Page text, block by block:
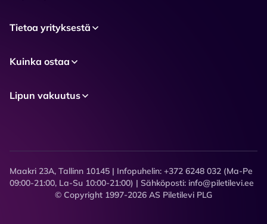
Tietoa yrityksestä
Kuinka ostaa
Lipun vakuutus
Maakri 23A, Tallinn 10145 | Infopuhelin: +372 6248 032 (Ma-Pe
09:00-21:00, La-Su 10:00-21:00) | Sähköposti: info@piletilevi.ee
© Copyright 1997-2026 AS Piletilevi PLG